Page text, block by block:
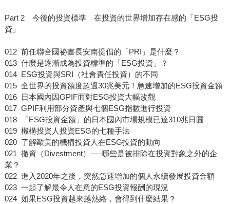
Part 2 今後的投資標準 在投資的世界增加存在感的「ESG投
資」
012 前任聯合國祕書長安南提倡的「PRI」是什麼？
013 什麼是逐漸成為投資標準的「ESG投資」？
014 ESG投資與SRI（社會責任投資）的不同
015 全世界的投資額度超過30兆美元！急速增加的ESG投資金額
016 日本國內因GPIF而對ESG投資大幅改觀
017 GPIF利用部分資產與七個ESG指數進行投資
018 「ESG投資金額」的日本國內市場規模已達310兆日圓
019 機構投資人投資ESG的七種手法
020 了解歐美的機構投資人在ESG投資的動向
021 撤資（Divestment）──哪些是被排除在投資對象之外的企
業？
022 進入2020年之後，突然急速增加的個人永續發展投資金額
023 一起了解最令人在意的ESG投資報酬的現況
024 如果ESG投資越來越熱絡，會得到什麼結果？